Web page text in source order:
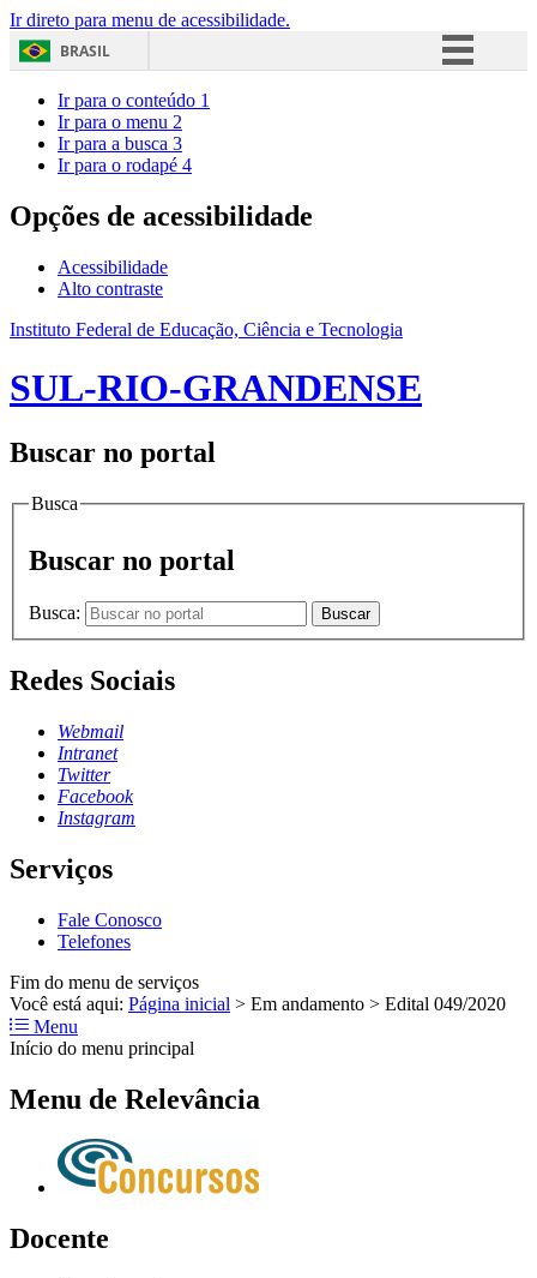
Ir direto para menu de acessibilidade.
BRASIL
Acesso à informação
Ir para o conteúdo 1
Ir para o menu 2
Ir para a busca 3
Ir para o rodapé 4
Opções de acessibilidade
Acessibilidade
Alto contraste
Instituto Federal de Educação, Ciência e Tecnologia
SUL-RIO-GRANDENSE
Buscar no portal
Busca
Buscar no portal
Busca: Buscar
Redes Sociais
Webmail
Intranet
Twitter
Facebook
Instagram
Serviços
Fale Conosco
Telefones
Fim do menu de serviços
Você está aqui: Página inicial > Em andamento > Edital 049/2020
Menu
Início do menu principal
Menu de Relevância
Docente